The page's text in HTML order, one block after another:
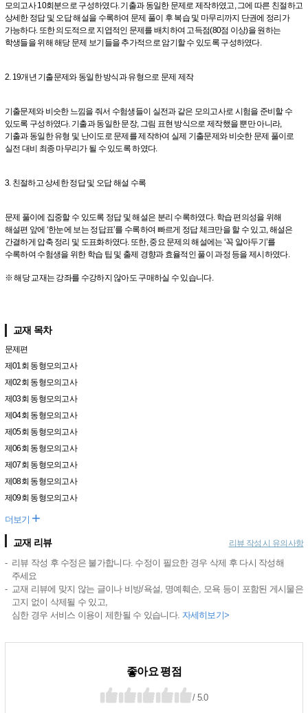
모의고사 10회분으로 구성하였다. 기출과 동일한 문제로 제작하였고, 그에 따른 친절하고
상세한 정답 및 오답 해설을 수록하여 문제 풀이 후 복습 및 마무리까지 단권에 정리가
가능하다. 또한 의도적으로 지엽적인 문제를 배치하여 고득점(80점 이상)을 원하는
학생들을 위해 해당 문제 보기들을 추가적으로 암기할 수 있도록 구성하였다.
2. 19개년 기출문제와 동일한 방식과 유형으로 문제 제작
기출문제와 비슷한 느낌을 줘서 수험생들이 실전과 같은 모의고사로 시험을 준비할 수
있도록 구성하였다. 기출과 동일한 문장, 그림 표현 방식으로 제작했을 뿐만 아니라,
기출과 동일한 유형 및 난이도로 문제를 제작하여 실제 기출문제와 비슷한 문제 풀이로
실전 대비 최종 마무리가 될 수 있도록 하였다.
3. 친절하고 상세한 정답 및 오답 해설 수록
문제 풀이에 집중할 수 있도록 정답 및 해설은 분리 수록하였다. 학습 편의성을 위해
해설편 앞에 ‘한눈에 보는 정답표’를 수록하여 빠르게 정답 체크만을 할 수 있고, 해설은
간결하게 압축 정리 및 도표화하였다. 또한, 중요 문제의 해설에는 ‘꼭 알아두기’를
수록하여 수험생을 위한 학습 팁 및 출제 경향과 효율적인 풀이 과정 등을 제시하였다.
※ 해당 교재는 강좌를 수강하지 않아도 구매하실 수 있습니다.
교재 목차
문제편
제01회 동형모의고사
제02회 동형모의고사
제03회 동형모의고사
제04회 동형모의고사
제05회 동형모의고사
제06회 동형모의고사
제07회 동형모의고사
제08회 동형모의고사
제09회 동형모의고사
더보기 +
교재 리뷰 리뷰 작성 시 유의사항
리뷰 작성 후 수정은 불가합니다. 수정이 필요한 경우 삭제 후 다시 작성해
주세요
교재 리뷰에 맞지 않는 글이나 비방/욕설, 명예훼손, 모욕 등이 포함된 게시물은
고지 없이 삭제될 수 있고,
심한 경우 서비스 이용이 제한될 수 있습니다. 자세히보기>
좋아요 평점
/ 5.0